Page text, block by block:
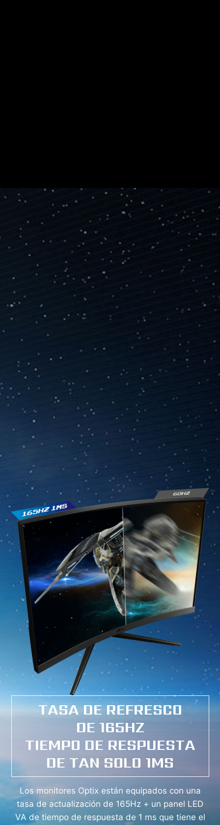
TASA DE REFRESCO
DE 165HZ
TIEMPO DE RESPUESTA
DE TAN SOLO 1MS
Los monitores Optix están equipados con una
tasa de actualización de 165Hz + un panel LED
VA de tiempo de respuesta de 1 ms que tiene el